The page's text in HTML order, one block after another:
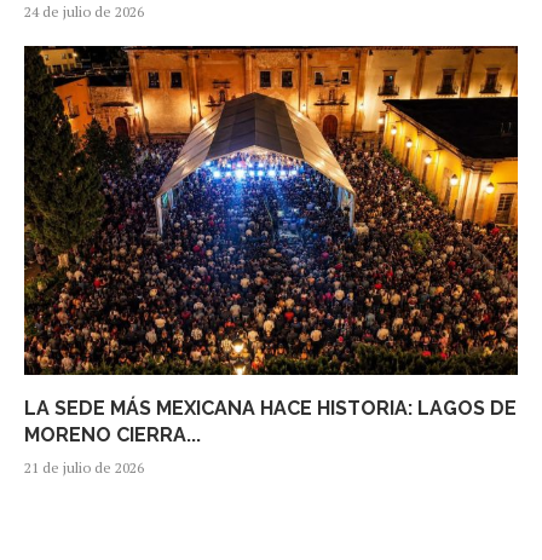
24 de julio de 2026
LA SEDE MÁS MEXICANA HACE HISTORIA: LAGOS DE
MORENO CIERRA...
21 de julio de 2026